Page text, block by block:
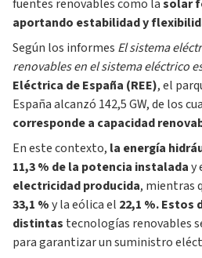
fuentes renovables como lasolar
aportando estabilidad y
Según los informes El sistema
renovables en el sistema eléctrico
Eléctrica de España (REE), el
España alcanzó 142,5 GW, de los
corresponde a capacidad
En este contexto, la energía
11,3 % de la potencia instaladay
electricidad producida, mientras
33,1 %y la eólica el 22,1 %.
distintas tecnologías renovables
para garantizar un suministro